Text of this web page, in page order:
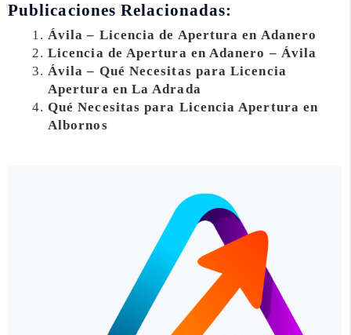
Publicaciones Relacionadas:
Ávila – Licencia de Apertura en Adanero
Licencia de Apertura en Adanero – Ávila
Ávila – Qué Necesitas para Licencia
Apertura en La Adrada
Qué Necesitas para Licencia Apertura en
Albornos